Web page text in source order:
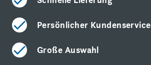
Persönlicher Kundenservice
Große Auswahl